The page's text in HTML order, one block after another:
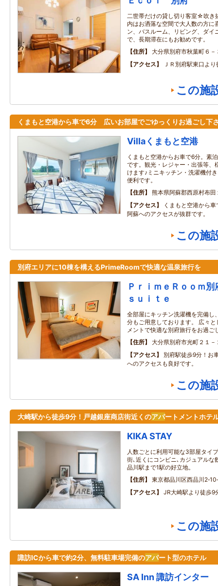
二世帯だけの貸し切り客室☆吹き
内はお洒落な空間で大人数の方に
ン、バスルーム、リビング、ダイ
で、長期滞在にもお勧めです。
住所
大分県別府市秋葉町６－
アクセス
ＪＲ別府駅東口よ
この施
くまもと空港から車で6分 広いお部屋でごゆっくりお過ごし下
Villaくまもと空港
くまもと空港からお車で6分。素
です。観光・レジャー・出張等、
けます♪ミニキッチン・洗濯機付
便利です。
住所
熊本県阿蘇郡西原村布田
アクセス
くまもと空港から
阿蘇へのアクセスが抜群です。
この施
別府エリアに10棟を構えるPrimeRoomで快適な温泉旅行を
ＰｒｉｍｅＲｏｏｍ
ｓｕｉｔｅ
全部屋にキッチン洗濯機を完備し
分もご用意しております。 広々
メントで快適な別府旅行をお過ご
住所
大分県別府市光町２１－
アクセス
別府駅徒歩9分！お
へのアクセスも良好です。
この施
大崎駅から徒歩9分！戸越銀座商店街近くのアパートメントホテ
KIKA STAY
人数ごとに利用可能な3部屋タイ
街､近くにコンビニ､カジュアルな
品川駅まで1駅の好立地。
住所
東京都品川区西品川
アクセス
JR大崎駅より徒歩9
この施
諏訪ICから車で約2分、無料駐車場完備のアパート型のホテル
SA Inn 諏訪インター